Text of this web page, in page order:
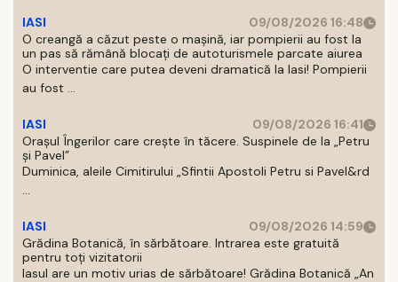
IASI
09/08/2026 16:48
O creangă a căzut peste o mașină, iar pompierii au fost la
un pas să rămână blocați de autoturismele parcate aiurea
O interventie care putea deveni dramatică la Iasi! Pompierii
au fost ...
IASI
09/08/2026 16:41
Orașul Îngerilor care crește în tăcere. Suspinele de la „Petru
și Pavel”
Duminica, aleile Cimitirului „Sfintii Apostoli Petru si Pavel&rd
...
IASI
09/08/2026 14:59
Grădina Botanică, în sărbătoare. Intrarea este gratuită
pentru toți vizitatorii
Iasul are un motiv urias de sărbătoare! Grădina Botanică „An